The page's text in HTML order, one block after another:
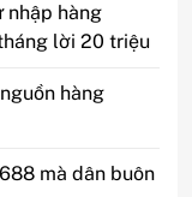
nhập hàng
lời 20 triệu
hàng
mà dân buôn